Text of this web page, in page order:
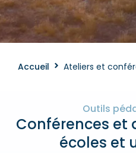
Accueil Ateliers et
Outils
Conférences et
écoles et